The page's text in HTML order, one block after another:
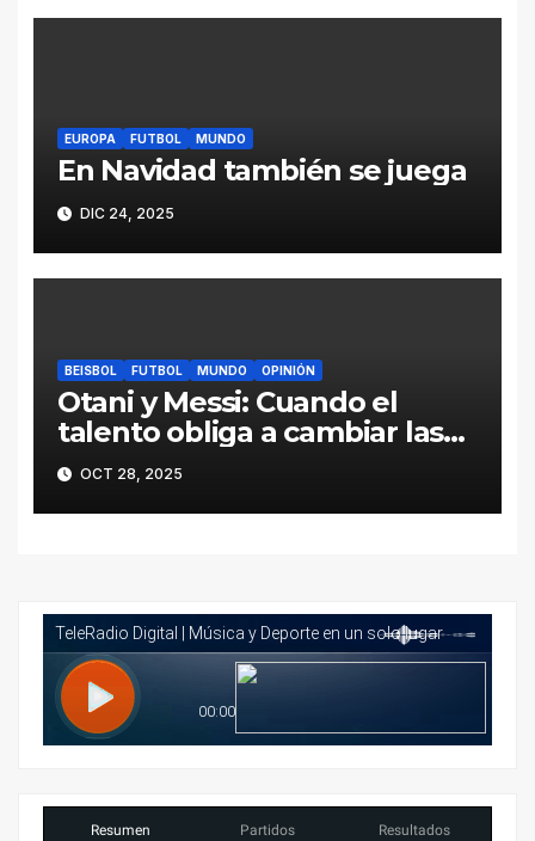
EUROPA FUTBOL MUNDO
En Navidad también se juega
DIC 24, 2025
BEISBOL FUTBOL MUNDO OPINIÓN
Otani y Messi: Cuando el
talento obliga a cambiar las
reglas
OCT 28, 2025
Resumen Partidos Resultados